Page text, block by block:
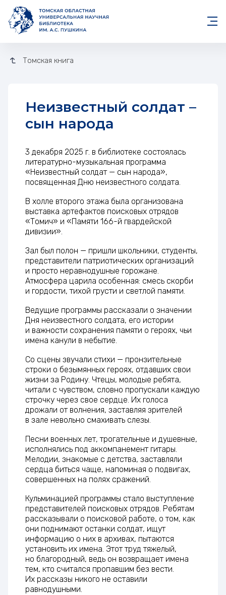
Томская книга
Неизвестный солдат –
сын народа
Неизвестный солдат – сын
3 декабря 2025 г. в библиотеке состоялась
литературно-музыкальная программа
«Неизвестный солдат — сын народа»,
посвященная Дню неизвестного солдата.
В холле второго этажа была организована
выставка артефактов поисковых отрядов
«Томич» и «Памяти 166-й гвардейской
дивизии».
Зал был полон — пришли школьники, студенты,
представители патриотических организаций
и просто неравнодушные горожане.
Атмосфера царила особенная: смесь скорби
и гордости, тихой грусти и светлой памяти.
Ведущие программы рассказали о значении
Дня неизвестного солдата, его истории
и важности сохранения памяти о героях, чьи
имена канули в небытие.
Со сцены звучали стихи — пронзительные
строки о безымянных героях, отдавших свои
жизни за Родину. Чтецы, молодые ребята,
читали с чувством, словно пропускали каждую
строчку через свое сердце. Их голоса
дрожали от волнения, заставляя зрителей
в зале невольно смахивать слезы.
Песни военных лет, трогательные и душевные,
исполнялись под аккомпанемент гитары.
Мелодии, знакомые с детства, заставляли
сердца биться чаще, напоминая о подвигах,
совершенных на полях сражений.
Кульминацией программы стало выступление
представителей поисковых отрядов. Ребятам
рассказывали о поисковой работе, о том, как
они поднимают останки солдат, ищут
информацию о них в архивах, пытаются
установить их имена. Этот труд тяжелый,
но благородный, ведь он возвращает имена
тем, кто считался пропавшим без вести.
Их рассказы никого не оставили
равнодушными.